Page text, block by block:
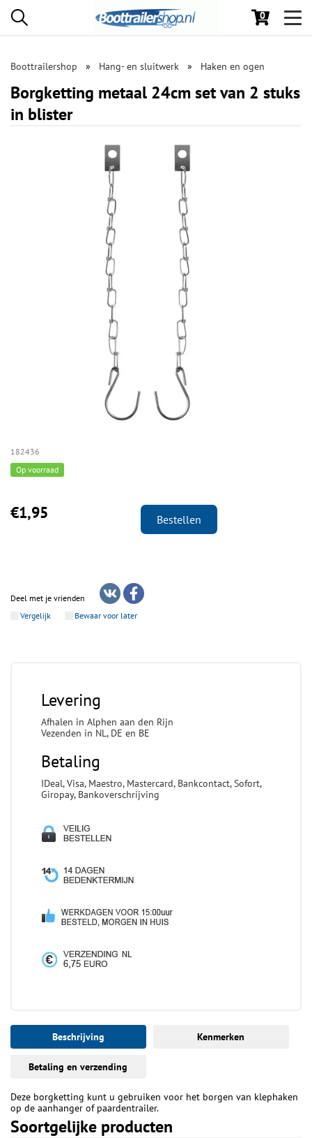
0
Boottrailershop Hang- en sluitwerk Haken en ogen
Borgketting metaal 24cm set van 2 stuks
in blister
182436
Op voorraad
€1,95 Bestellen
Deel met je vrienden
Vergelijk
Bewaar voor later
Levering
Afhalen in Alphen aan den Rijn
Vezenden in NL, DE en BE
Betaling
IDeal, Visa, Maestro, Mastercard, Bankcontact, Sofort,
Giropay, Bankoverschrijving
Beschrijving Kenmerken
Betaling en verzending
Deze borgketting kunt u gebruiken voor het borgen van klephaken
op de aanhanger of paardentrailer.
Soortgelijke producten